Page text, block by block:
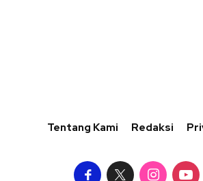
Tentang Kami Redaksi